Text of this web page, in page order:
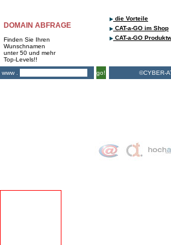
DOMAIN ABFRAGE
Finden Sie Ihren
Wunschnamen
unter 50 und mehr
Top-Levels!!
www .
go!
die Vorteile
CAT-a-GO im Shop
CAT-a-GO
©CYBER-